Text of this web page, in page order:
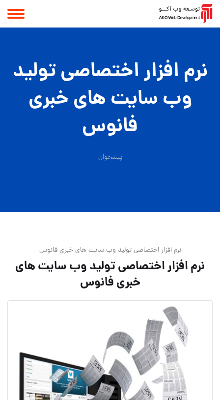
نرم افزار اختصاصی تولید
وب سایت های خبری
فانوس
پیشخوان
نرم افزار اختصاصی تولید وب سایت های خبری فانوس
نرم افزار اختصاصی تولید وب سایت های
خبری فانوس